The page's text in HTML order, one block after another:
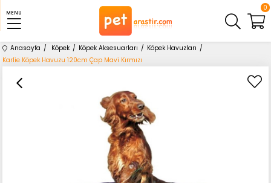
MENU
0
Anasayfa Köpek Köpek Aksesuarları
Köpek Havuzları
Karlie Köpek Havuzu 120cm Çap Mavi Kırmızı